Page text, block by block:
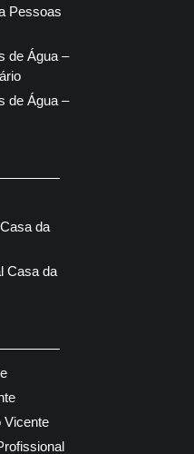
Pessoas
de Água –
de Água –
da
Casa da
Vicente